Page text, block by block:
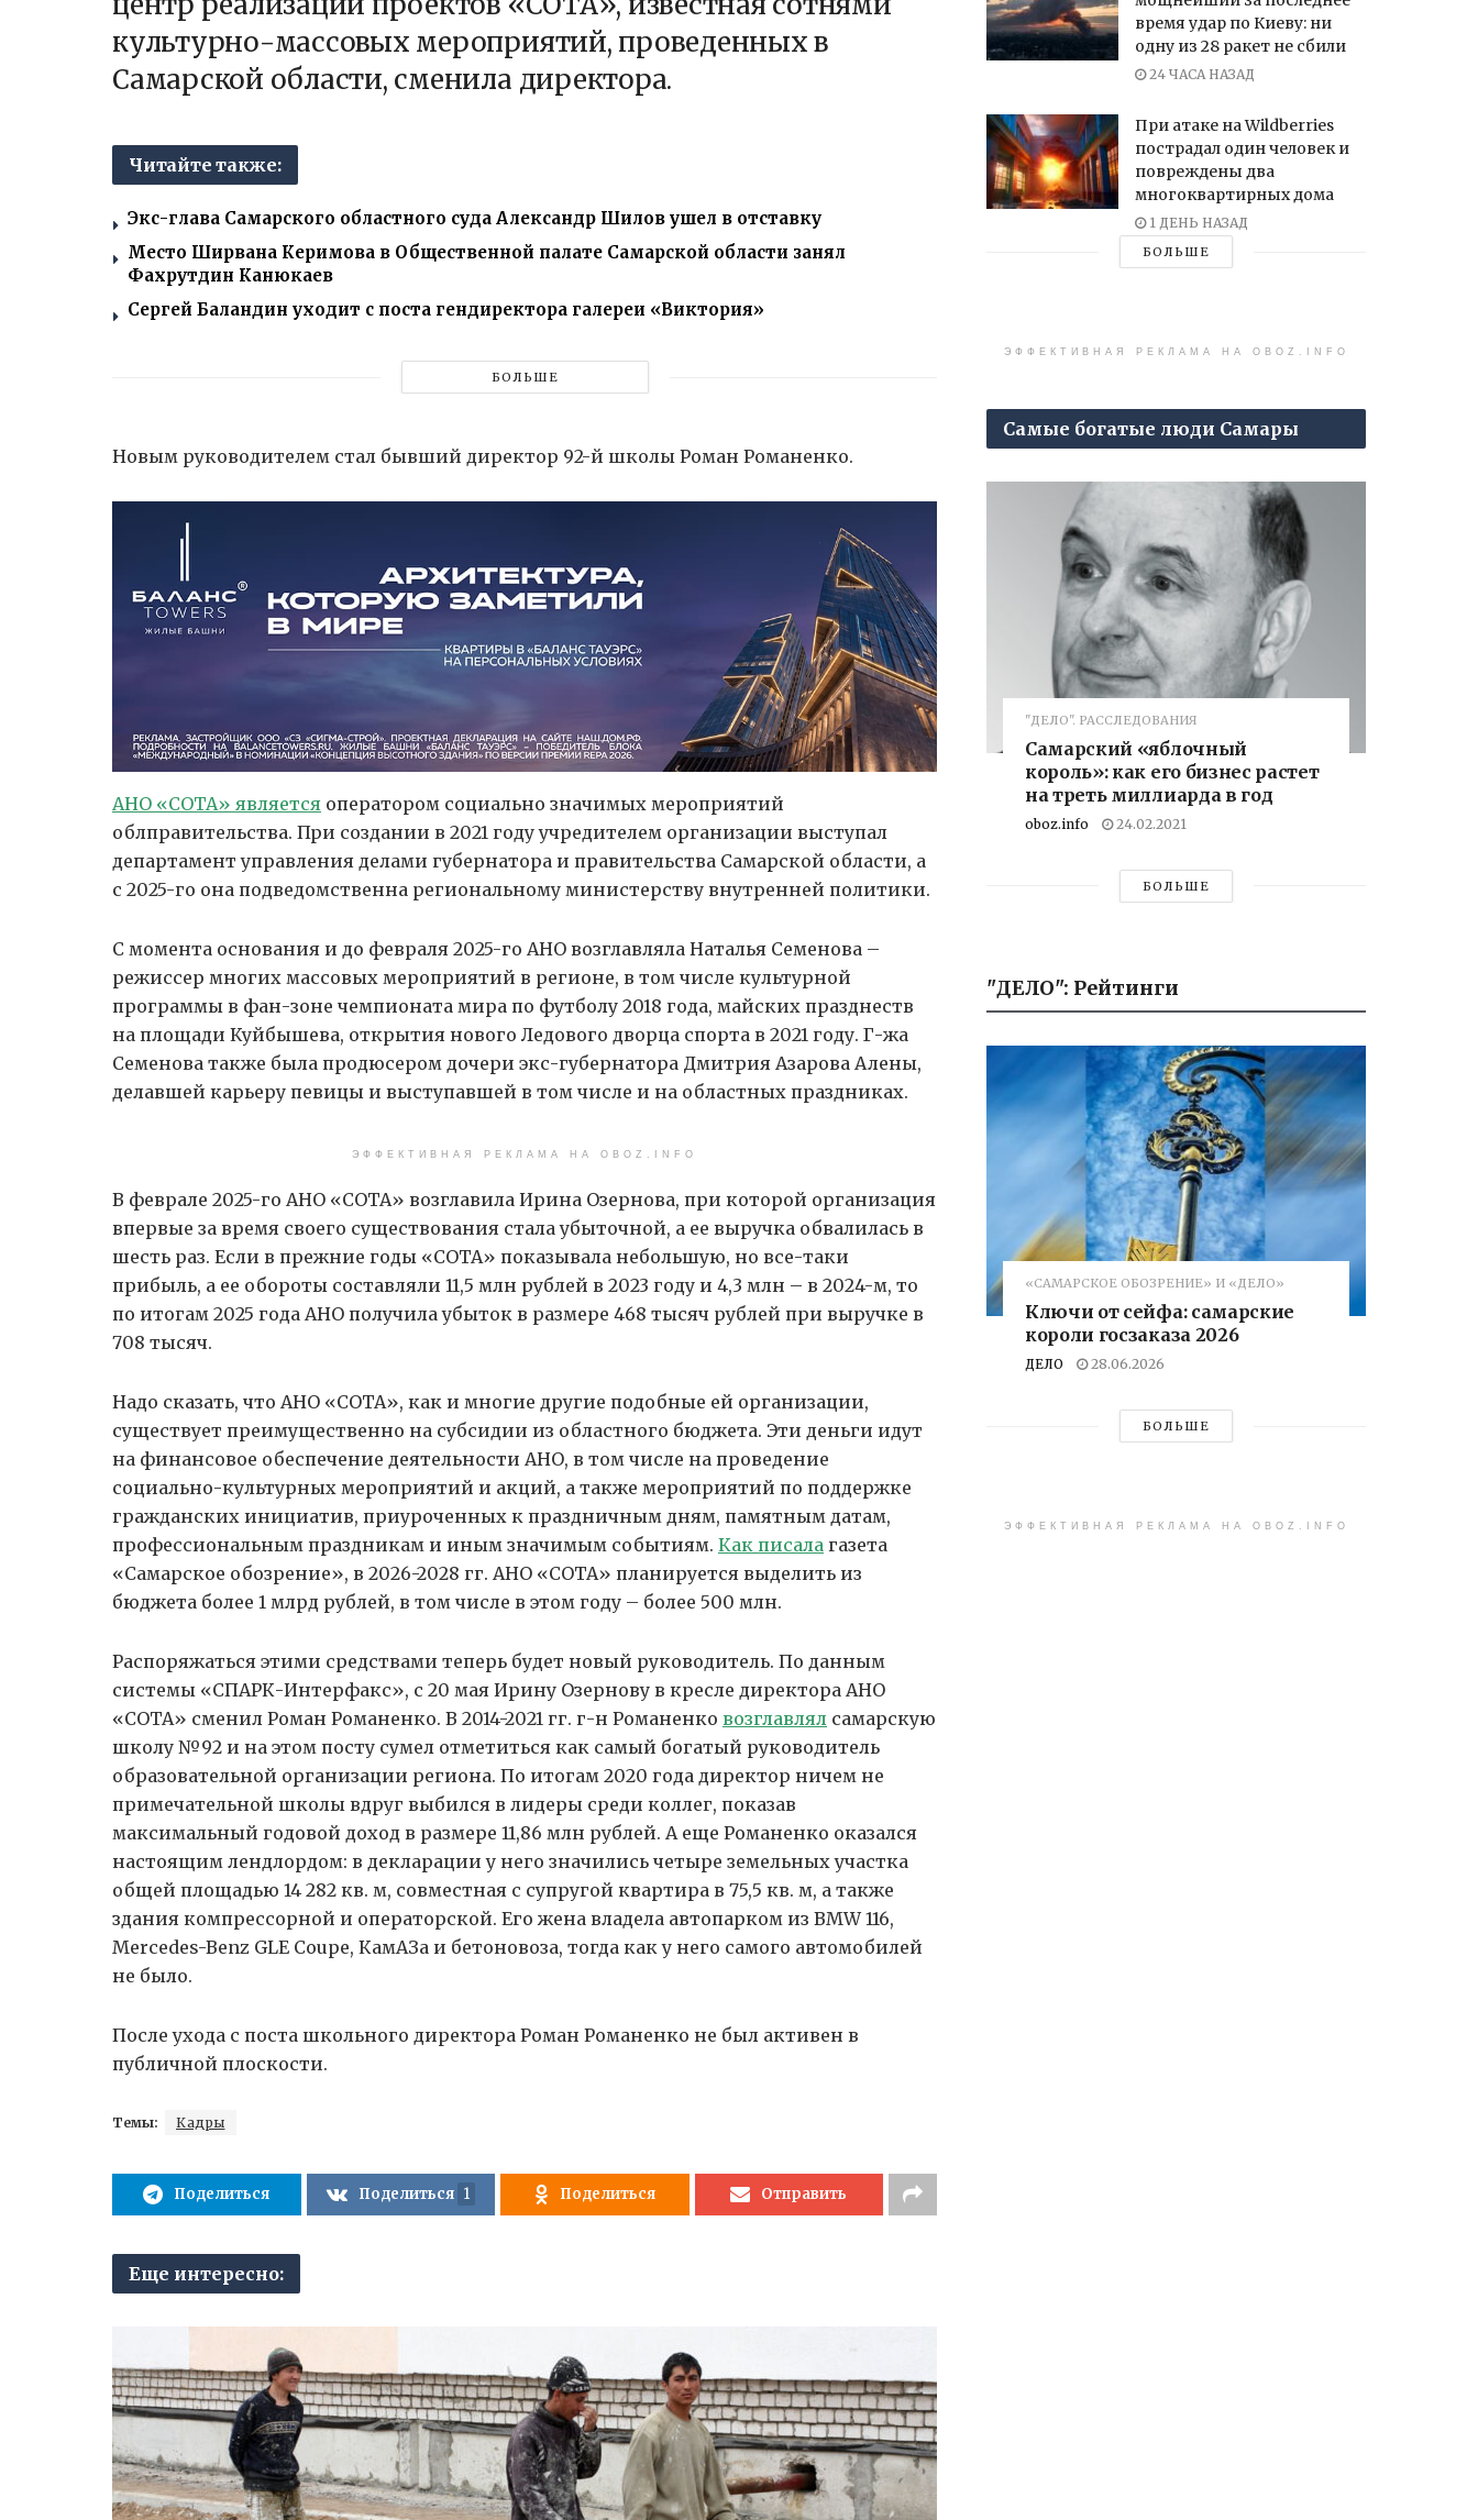
культурно-массовых мероприятий, проведенных в
Самарской области, сменила директора.
Читайте также:
Экс-глава Самарского областного суда Александр Шилов ушел в отставку
Место Ширвана Керимова в Общественной палате Самарской области занял
Фахрутдин Канюкаев
Сергей Баландин уходит с поста гендиректора галереи «Виктория»
БОЛЬШЕ
Новым руководителем стал бывший директор 92-й школы Роман Романенко.
АНО «СОТА» является оператором социально значимых мероприятий
облправительства. При создании в 2021 году учредителем организации выступал
департамент управления делами губернатора и правительства Самарской области, а
с 2025-го она подведомственна региональному министерству внутренней политики.
С момента основания и до февраля 2025-го АНО возглавляла Наталья Семенова –
режиссер многих массовых мероприятий в регионе, в том числе культурной
программы в фан-зоне чемпионата мира по футболу 2018 года, майских празднеств
на площади Куйбышева, открытия нового Ледового дворца спорта в 2021 году. Г-жа
Семенова также была продюсером дочери экс-губернатора Дмитрия Азарова Алены,
делавшей карьеру певицы и выступавшей в том числе и на областных праздниках.
ЭФФЕКТИВНАЯ РЕКЛАМА НА OBOZ.INFO
В феврале 2025-го АНО «СОТА» возглавила Ирина Озернова, при которой организация
впервые за время своего существования стала убыточной, а ее выручка обвалилась в
шесть раз. Если в прежние годы «СОТА» показывала небольшую, но все-таки
прибыль, а ее обороты составляли 11,5 млн рублей в 2023 году и 4,3 млн – в 2024-м, то
по итогам 2025 года АНО получила убыток в размере 468 тысяч рублей при выручке в
708 тысяч.
Надо сказать, что АНО «СОТА», как и многие другие подобные ей организации,
существует преимущественно на субсидии из областного бюджета. Эти деньги идут
на финансовое обеспечение деятельности АНО, в том числе на проведение
социально-культурных мероприятий и акций, а также мероприятий по поддержке
гражданских инициатив, приуроченных к праздничным дням, памятным датам,
профессиональным праздникам и иным значимым событиям. Как писала газета
«Самарское обозрение», в 2026-2028 гг. АНО «СОТА» планируется выделить из
бюджета более 1 млрд рублей, в том числе в этом году – более 500 млн.
Распоряжаться этими средствами теперь будет новый руководитель. По данным
системы «СПАРК-Интерфакс», с 20 мая Ирину Озернову в кресле директора АНО
«СОТА» сменил Роман Романенко. В 2014-2021 гг. г-н Романенко возглавлял самарскую
школу №92 и на этом посту сумел отметиться как самый богатый руководитель
образовательной организации региона. По итогам 2020 года директор ничем не
примечательной школы вдруг выбился в лидеры среди коллег, показав
максимальный годовой доход в размере 11,86 млн рублей. А еще Романенко оказался
настоящим лендлордом: в декларации у него значились четыре земельных участка
общей площадью 14 282 кв. м, совместная с супругой квартира в 75,5 кв. м, а также
здания компрессорной и операторской. Его жена владела автопарком из BMW 116,
Mercedes-Benz GLE Coupe, КамАЗа и бетоновоза, тогда как у него самого автомобилей
не было.
После ухода с поста школьного директора Роман Романенко не был активен в
публичной плоскости.
Темы: Кадры
Поделиться Поделиться 1 Поделиться Отправить
Еще интересно:
время удар по Киеву: ни
одну из 28 ракет не сбили
24 ЧАСА НАЗАД
При атаке на Wildberries
пострадал один человек и
повреждены два
многоквартирных дома
1 ДЕНЬ НАЗАД
БОЛЬШЕ
ЭФФЕКТИВНАЯ РЕКЛАМА НА OBOZ.INFO
Самые богатые люди Самары
"ДЕЛО". РАССЛЕДОВАНИЯ
Самарский «яблочный
король»: как его бизнес растет
на треть миллиарда в год
oboz.info 24.02.2021
БОЛЬШЕ
"ДЕЛО": Рейтинги
«САМАРСКОЕ ОБОЗРЕНИЕ» И «ДЕЛО»
Ключи от сейфа: самарские
короли госзаказа 2026
ДЕЛО 28.06.2026
БОЛЬШЕ
ЭФФЕКТИВНАЯ РЕКЛАМА НА OBOZ.INFO